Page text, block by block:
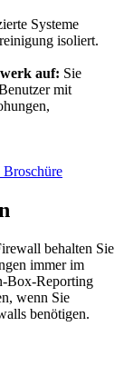
Systeme
isoliert.
auf: Sie
mit
behalten Sie
immer im
Box-Reporting
wenn Sie
benötigen.